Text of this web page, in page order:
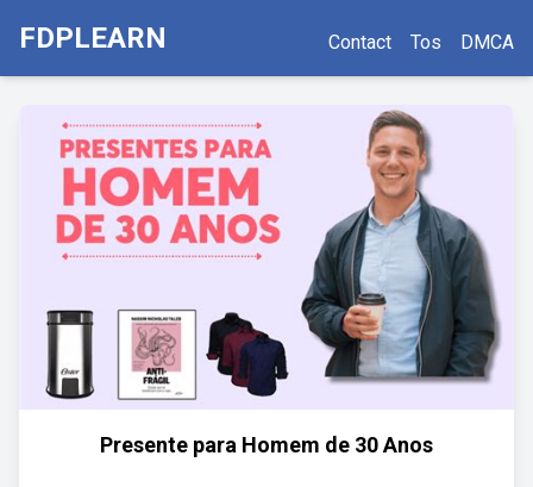
FDPLEARN Contact Tos DMCA
Presente para Homem de 30 Anos